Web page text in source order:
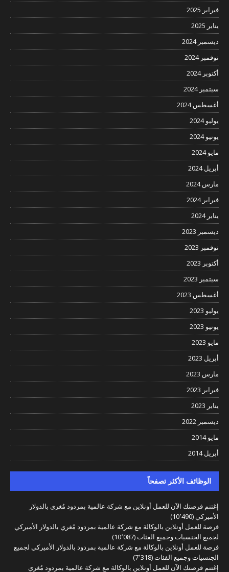
فبراير 2025
يناير 2025
ديسمبر 2024
نوفمبر 2024
أكتوبر 2024
سبتمبر 2024
أغسطس 2024
يوليو 2024
يونيو 2024
مايو 2024
أبريل 2024
مارس 2024
فبراير 2024
يناير 2024
ديسمبر 2023
نوفمبر 2023
أكتوبر 2023
سبتمبر 2023
أغسطس 2023
يوليو 2023
يونيو 2023
مايو 2023
أبريل 2023
مارس 2023
فبراير 2023
يناير 2023
ديسمبر 2022
مايو 2014
أبريل 2014
الوظائف الأكثر تصفحاً
إغتنم فرصتك الآن للعمل أونلاين مع شركة عالمية بمردود مُغري بالدولار
الأميركي(10٬490)
فرصة للعمل أونلاين بالوكالة مع شركة عالمية بمردود مُغري بالدولار الأميركي
لجميع الجنسيات وجميع الفئات(10٬087)
فرصة للعمل أونلاين بالوكالة مع شركة عالمية بمردود بالدولار الأميركي لجميع
الجنسيات وجميع الفئات(7٬318)
إغتنم فرصتك الآن للعمل أونلاين بالوكالة مع شركة عالمية بمردود مُغري